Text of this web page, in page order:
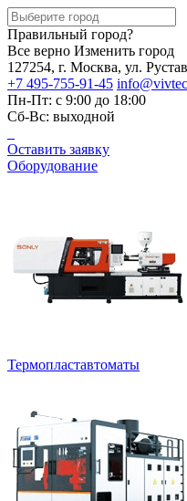
Правильный город?
Все верно Изменить город
127254, г. Москва, ул.
+7 495-755-91-45
Пн-Пт: с 9:00 до 18:00
Сб-Вс: выходной
Оставить заявку
Оборудование
Термопластавтоматы